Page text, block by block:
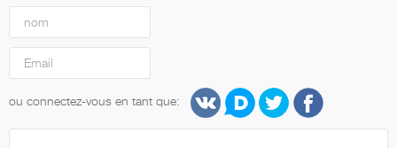
ou connectez-vous en tant que: